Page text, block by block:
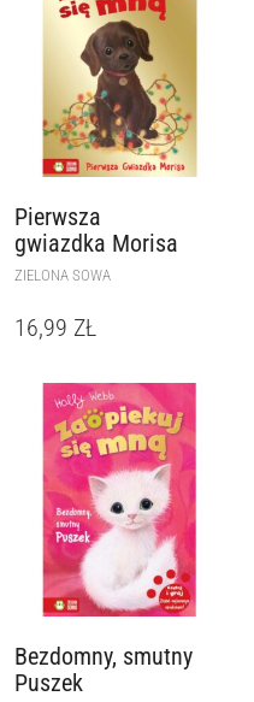
Pierwsza
gwiazdka Morisa
ZIELONA SOWA
16,99 ZŁ
Bezdomny, smutny
Puszek